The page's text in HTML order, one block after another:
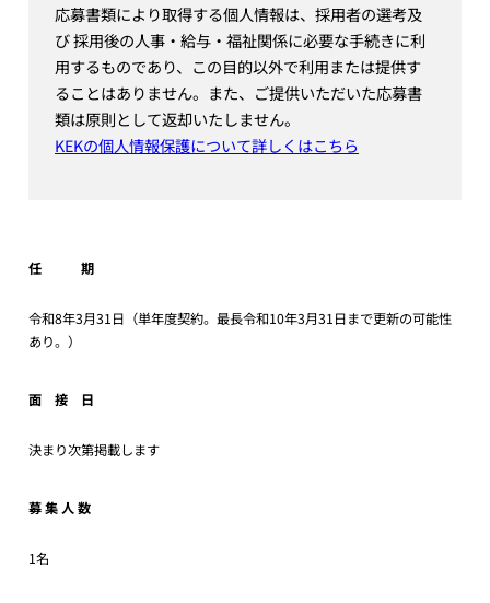
応募書類により取得する個人情報は、採用者の選考及
び 採用後の人事・給与・福祉関係に必要な手続きに利
用するものであり、この目的以外で利用または提供す
ることはありません。また、ご提供いただいた応募書
類は原則として返却いたしません。
KEKの個人情報保護について詳しくはこちら
任 期
令和8年3月31日（単年度契約。最長令和10年3月31日まで更新の可能性
あり。）
面 接 日
決まり次第掲載します
募 集 人 数
1名